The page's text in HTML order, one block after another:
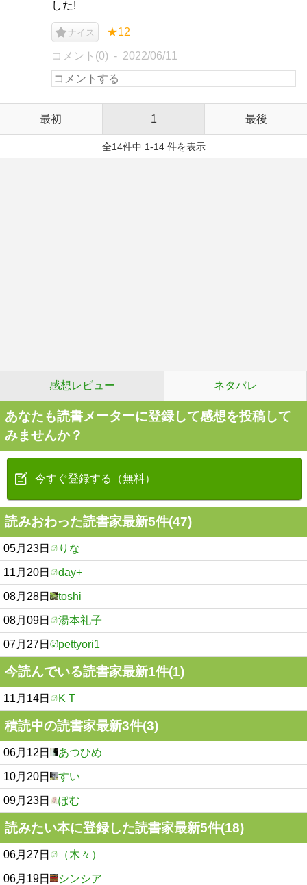
した!
ナイス ★12
コメント(0) 2022/06/11
最初 1 最後
全14件中 1-14 件を表示
感想レビュー ネタバレ
あなたも読書メーターに登録して感想を投稿して
みませんか？
今すぐ登録する（無料）
読みおわった読書家最新5件(47)
05月23日 りな
11月20日 day+
08月28日 toshi
08月09日 湯本礼子
07月27日 pettyori1
今読んでいる読書家最新1件(1)
11月14日 K T
積読中の読書家最新3件(3)
06月12日 あつひめ
10月20日 すい
09月23日 ぽむ
読みたい本に登録した読書家最新5件(18)
06月27日 （木々）
06月19日 シンシア